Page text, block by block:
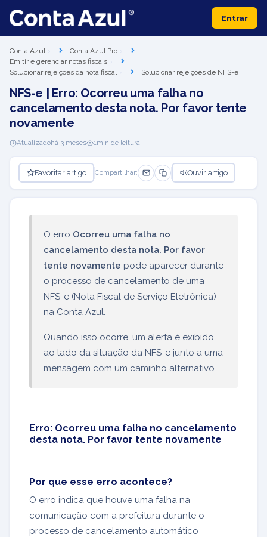
Entrar
Conta Azul
Conta Azul Pro
Emitir e gerenciar notas fiscais
Solucionar rejeições da nota fiscal
Solucionar rejeições de NFS-e
NFS-e | Erro: Ocorreu uma falha no
cancelamento desta nota. Por favor tente
novamente
Atualizadohá 3 meses 1min de leitura
Favoritar artigo Compartilhar: Ouvir artigo
O erro Ocorreu uma falha no
cancelamento desta nota. Por favor
tente novamente pode aparecer durante
o processo de cancelamento de uma
NFS-e (Nota Fiscal de Serviço Eletrônica)
na Conta Azul.
Quando isso ocorre, um alerta é exibido
ao lado da situação da NFS-e junto a uma
mensagem com um caminho alternativo.
Erro: Ocorreu uma falha no cancelamento
desta nota. Por favor tente novamente
Por que esse erro acontece?
O erro indica que houve uma falha na
comunicação com a prefeitura durante o
processo de cancelamento automático